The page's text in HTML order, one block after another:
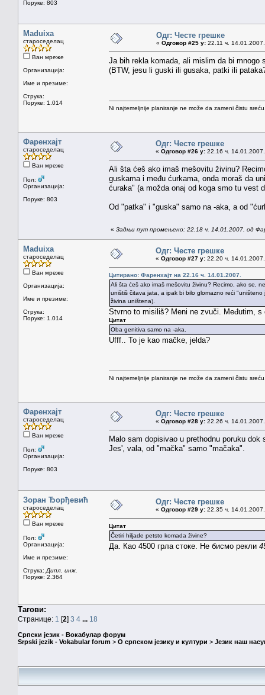
Поруке: 803
Maduixa
староседелац
Ван мреже
Организација:
Име и презиме:
Струка:
Поруке: 1.014
Одг: Честе грешке
« Одговор #25 у: 22.11 ч.
Ja bih rekla komada, ali mislim da bi
(BTW, jesu li guski ili gusaka, patki ili
Ni najtemeljnije planiranje ne može da zameni čistu
Фаренхајт
староседелац
Ван мреже
Пол:
Организација:
Поруке: 803
Одг: Честе грешке
« Одговор #26 у: 22.16 ч.
Ali šta ćeš ako imaš mešovitu živinu?
guskama i među ćurkama, onda moraš da
ćuraka" (a možda onaj od koga smo tu vest
Od "patka" i "guska" samo na -aka, a od
« Задњи пут промењено: 22.18 ч. 14.01.2007. од
Maduixa
староседелац
Ван мреже
Организација:
Име и презиме:
Струка:
Поруке: 1.014
Одг: Честе грешке
« Одговор #27 у: 22.20 ч.
Цитирано: Фаренхајт на 22.16 ч. 14.01.2007.
Ali šta ćeš ako imaš mešovitu živinu? Recimo, ako se,
uništiš čitava jata, a ipak bi bilo glomazno reći
živina uništena).
Stvrno to misiliš? Meni ne zvuči. Međutim,
Цитат
Oba genitiva samo na -aka.
Ufff.. To je kao mačke, jelda?
Ni najtemeljnije planiranje ne može da zameni čistu
Фаренхајт
староседелац
Ван мреже
Пол:
Организација:
Поруке: 803
Одг: Честе грешке
« Одговор #28 у: 22.26 ч.
Malo sam dopisivao u prethodnu poruku
Jes', vala, od "mačka" samo "mačaka".
Зоран Ђорђевић
староседелац
Ван мреже
Пол:
Организација:
Име и презиме:
Струка: Дипл. инж.
Поруке: 2.364
Одг: Честе грешке
« Одговор #29 у: 22.35 ч.
Цитат
Četiri hiljade petsto komada živine?
Да. Као 4500 грла стоке. Не бисмо рекли
Тагови:
Странице: 1 [2] 3 4 ... 18
Српски језик - Вокабулар форум
Srpski jezik - Vokabular forum > О српском језику и култури > Језик наш